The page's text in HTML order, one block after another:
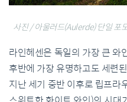
사진 / 아울러드(Aulerde) 단일 포
라인헤센은 독일의 가장 큰 와
후반에 가장 유명하고도 세련
지난 세기 중반 이후로 립프